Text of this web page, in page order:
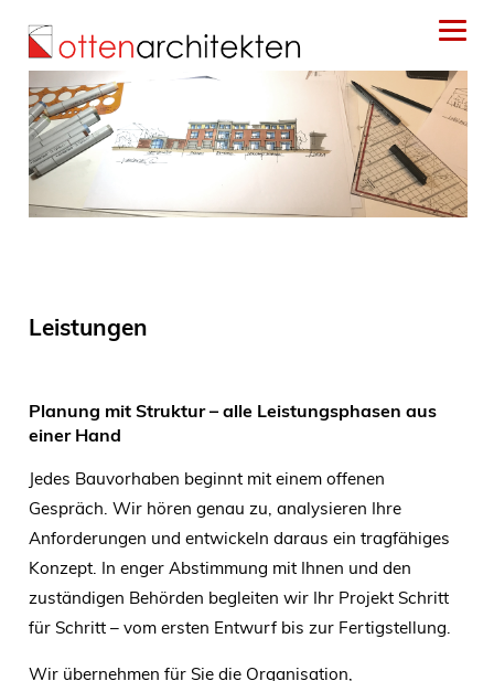
Leistungen
Planung mit Struktur – alle Leistungsphasen aus
einer Hand
Jedes Bauvorhaben beginnt mit einem offenen
Gespräch. Wir hören genau zu, analysieren Ihre
Anforderungen und entwickeln daraus ein tragfähiges
Konzept. In enger Abstimmung mit Ihnen und den
zuständigen Behörden begleiten wir Ihr Projekt Schritt
für Schritt – vom ersten Entwurf bis zur Fertigstellung.
Wir übernehmen für Sie die Organisation,